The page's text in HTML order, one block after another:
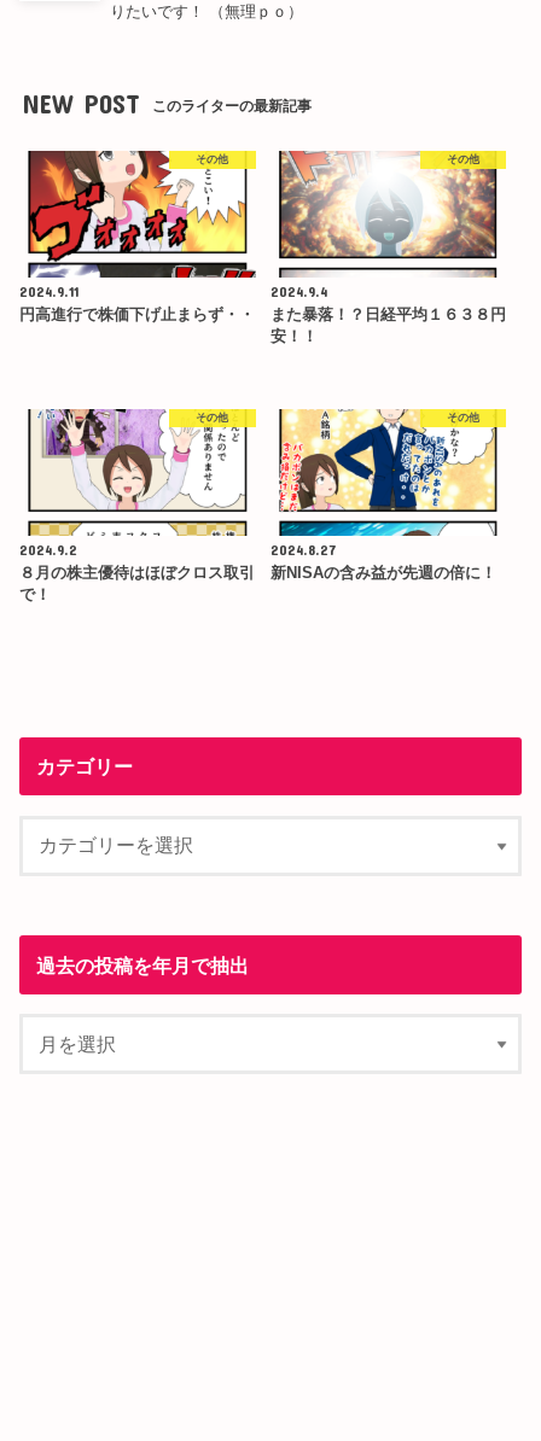
りたいです！ （無理ｐｏ）
NEW POST このライターの最新記事
その他
2024.9.11
円高進行で株価下げ止まらず・・
その他
2024.9.4
また暴落！？日経平均１６３８円
安！！
その他
2024.9.2
８月の株主優待はほぼクロス取引
で！
その他
2024.8.27
新NISAの含み益が先週の倍に！
カテゴリー
過去の投稿を年月で抽出